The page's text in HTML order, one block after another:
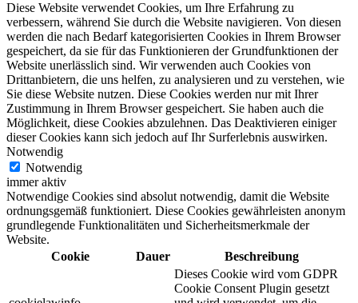
Diese Website verwendet Cookies, um Ihre Erfahrung zu
verbessern, während Sie durch die Website navigieren. Von diesen
werden die nach Bedarf kategorisierten Cookies in Ihrem Browser
gespeichert, da sie für das Funktionieren der Grundfunktionen der
Website unerlässlich sind. Wir verwenden auch Cookies von
Drittanbietern, die uns helfen, zu analysieren und zu verstehen, wie
Sie diese Website nutzen. Diese Cookies werden nur mit Ihrer
Zustimmung in Ihrem Browser gespeichert. Sie haben auch die
Möglichkeit, diese Cookies abzulehnen. Das Deaktivieren einiger
dieser Cookies kann sich jedoch auf Ihr Surferlebnis auswirken.
Notwendig
Notwendig
immer aktiv
Notwendige Cookies sind absolut notwendig, damit die Website
ordnungsgemäß funktioniert. Diese Cookies gewährleisten anonym
grundlegende Funktionalitäten und Sicherheitsmerkmale der
Website.
Cookie
Dauer Beschreibung
Dieses Cookie wird vom GDPR
Cookie Consent Plugin gesetzt